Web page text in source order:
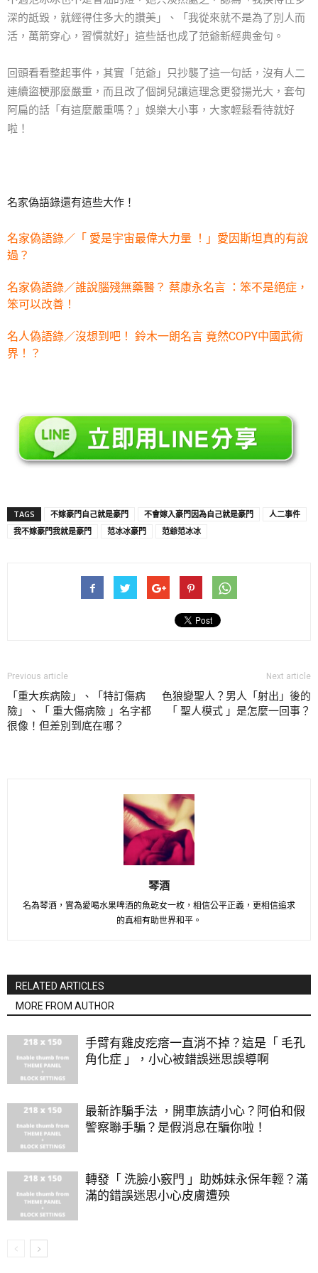
深的詆毀，就經得住多大的讚美」、「我從來就不是為了別人而
活，萬箭穿心，習慣就好」這些話也成了范爺新經典金句。
回頭看看整起事件，其實「范爺」只抄襲了這一句話，沒有人二
連續盜梗那麼嚴重，而且改了個詞兒讓這理念更發揚光大，套句
阿扁的話「有這麼嚴重嗎？」娛樂大小事，大家輕鬆看待就好
啦！
名家偽語錄還有這些大作！
名家偽語錄／「 愛是宇宙最偉大力量 ！」愛因斯坦真的有說
過？
名家偽語錄／誰說腦殘無藥醫？ 蔡康永名言 ：笨不是絕症，
笨可以改善！
名人偽語錄／沒想到吧！ 鈴木一朗名言 竟然COPY中國武術
界！？
TAGS 不嫁豪門自己就是豪門 不會嫁入豪門因為自己就是豪門
人二事件
我不嫁豪門我就是豪門
范冰冰豪門 范爺范冰冰
Previous article
「重大疾病險」、「特訂傷病
險」、「 重大傷病險 」名字都
很像！但差別到底在哪？
Next article
色狼變聖人？男人「射出」後的
「 聖人模式 」是怎麼一回事？
琴酒
名為琴酒，實為愛喝水果啤酒的魚乾女一枚，相信公平正義，更相信追求
的真相有助世界和平。
RELATED ARTICLES
MORE FROM AUTHOR
手臂有雞皮疙瘩一直消不掉？這是「 毛孔
角化症 」，小心被錯誤迷思誤導啊
最新詐騙手法 ，開車族請小心？阿伯和假
警察聯手騙？是假消息在騙你啦！
轉發「 洗臉小竅門 」助姊妹永保年輕？滿
滿的錯誤迷思小心皮膚遭殃